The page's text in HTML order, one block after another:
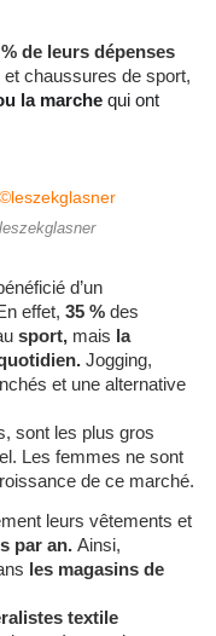
% de leurs dépenses
et chaussures de sport,
la marche qui ont
d’un
effet, 35 % des
sport, mais la
Jogging,
et une alternative
sont les plus gros
Les femmes ne sont
de ce marché.
leurs vêtements et
par an. Ainsi,
les magasins de
textile